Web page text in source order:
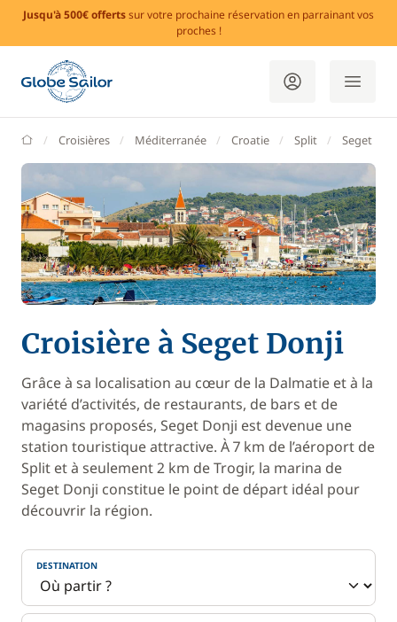
Jusqu'à 500€ offertssur votre prochaine réservation en parrainant vos
proches !
GlobeSailor
Croisières Méditerranée Croatie Split Seget
Croisière à Seget Donji
Grâce à sa localisation au cœur de la Dalmatie et à la
variété d’activités, de restaurants, de bars et de
magasins proposés, Seget Donji est devenue une
station touristique attractive. À 7 km de l’aéroport de
Split et à seulement 2 km de Trogir, la marina de
Seget Donji constitue le point de départ idéal pour
découvrir la région.
DESTINATION